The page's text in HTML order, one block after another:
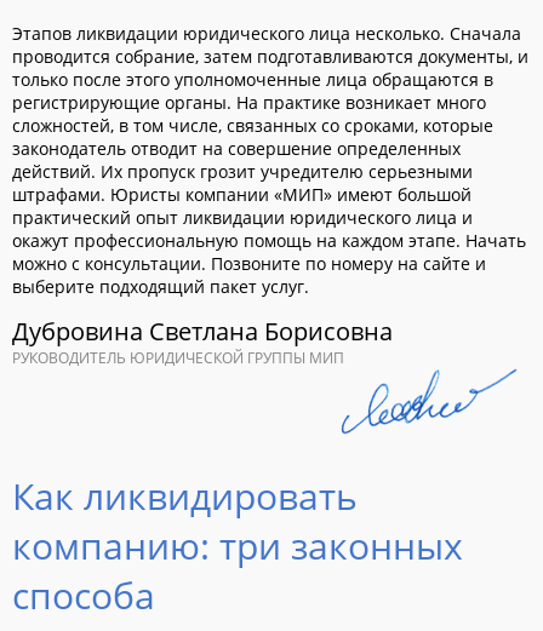
Этапов ликвидации юридического лица несколько. Сначала
проводится собрание, затем подготавливаются документы, и
только после этого уполномоченные лица обращаются в
регистрирующие органы. На практике возникает много
сложностей, в том числе, связанных со сроками, которые
законодатель отводит на совершение определенных
действий. Их пропуск грозит учредителю серьезными
штрафами. Юристы компании «МИП» имеют большой
практический опыт ликвидации юридического лица и
окажут профессиональную помощь на каждом этапе. Начать
можно с консультации. Позвоните по номеру на сайте и
выберите подходящий пакет услуг.
Дубровина Светлана Борисовна
РУКОВОДИТЕЛЬ ЮРИДИЧЕСКОЙ ГРУППЫ МИП
Как ликвидировать
компанию: три законных
способа